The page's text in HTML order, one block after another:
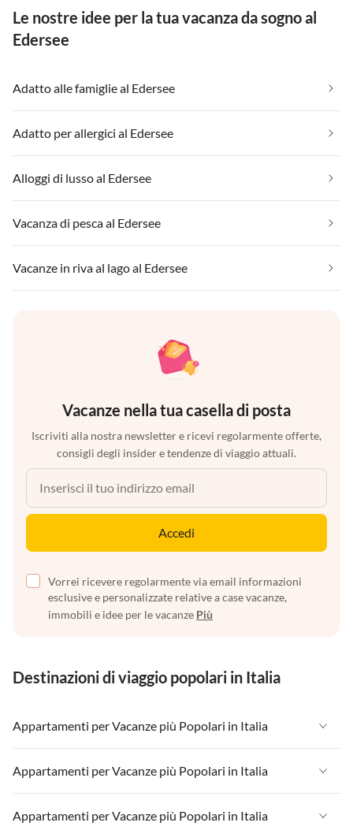
Le nostre idee per la tua vacanza da sogno al
Edersee
Adatto alle famiglie al Edersee
Adatto per allergici al Edersee
Alloggi di lusso al Edersee
Vacanza di pesca al Edersee
Vacanze in riva al lago al Edersee
Vacanze nella tua casella di posta
Iscriviti alla nostra newsletter e ricevi regolarmente offerte,
consigli degli insider e tendenze di viaggio attuali.
Accedi
Vorrei ricevere regolarmente via email informazioni
esclusive e personalizzate relative a case vacanze,
immobili e idee per le vacanze Più
Destinazioni di viaggio popolari in Italia
Appartamenti per Vacanze più Popolari in Italia
Appartamenti per Vacanze in Italia
Appartamenti per Vacanze in Liguria
Appartamenti per Vacanze in Lombardia
Appartamenti per Vacanze più Popolari in Italia
Appartamenti per Vacanze in Italia
Appartamenti per Vacanze più Popolari in Italia